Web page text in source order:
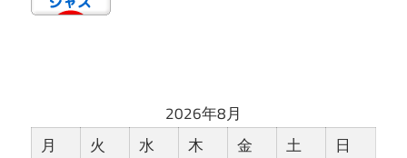
2026年8月
月
火 水 木 金 土
日